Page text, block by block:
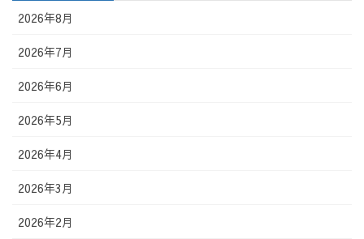
2026年8月
2026年7月
2026年6月
2026年5月
2026年4月
2026年3月
2026年2月